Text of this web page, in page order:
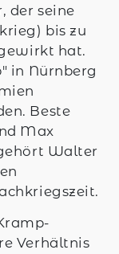
der seine
bis zu
hat.
in Nürnberg
Beste
Max
Walter
Verhältnis